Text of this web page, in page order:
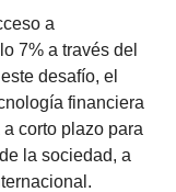
a
7% a través del
desafío, el
financiera
corto plazo para
la sociedad, a